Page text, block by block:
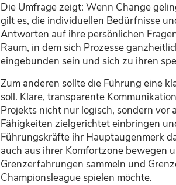
Die Umfrage zeigt: Wenn Change
gilt es, die individuellen Bedürfnisse
Antworten auf ihre persönlichen
Raum, in dem sich Prozesse
eingebunden sein und sich zu ihren
Zum anderen sollte die Führung eine
soll. Klare, transparente
Projekts nicht nur logisch, sondern vor
Fähigkeiten zielgerichtet einbringen
Führungskräfte ihr Hauptaugenmerk
auch aus ihrer Komfortzone bewegen
Grenzerfahrungen sammeln und
Championsleague spielen möchte.